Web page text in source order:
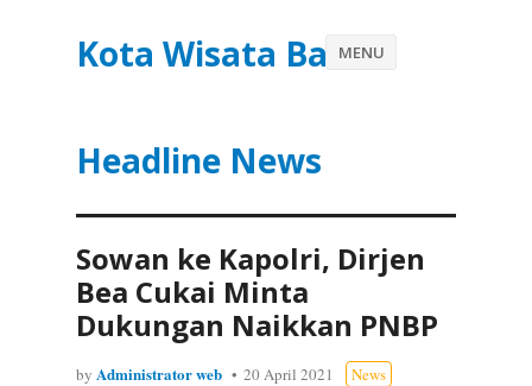
Kota Wisata Batu
Headline News
MENU
Sowan ke Kapolri, Dirjen
Bea Cukai Minta
Dukungan Naikkan PNBP
by Administrator web 20 April 2021 News